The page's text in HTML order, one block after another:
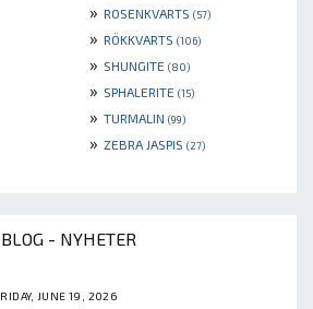
» ROSENKVARTS (57)
» RÖKKVARTS (106)
» SHUNGITE (80)
» SPHALERITE (15)
» TURMALIN (99)
» ZEBRA JASPIS (27)
BLOG - NYHETER
JUNE 19, 2026